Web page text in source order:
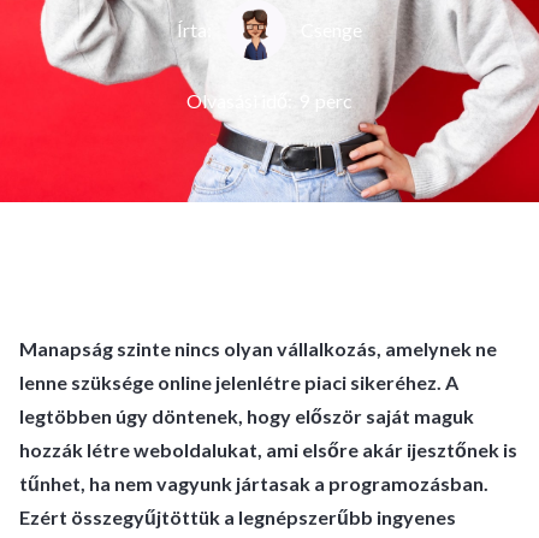
Írta: Csenge
Olvasási idő: perc
Manapság szinte nincs olyan vállalkozás, amelynek ne
lenne szüksége online jelenlétre piaci sikeréhez. A
legtöbben úgy döntenek, hogy először saját maguk
hozzák létre weboldalukat, ami elsőre akár ijesztőnek is
tűnhet, ha nem vagyunk jártasak a programozásban.
Ezért összegyűjtöttük a legnépszerűbb ingyenes